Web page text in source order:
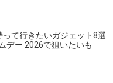
て行きたいガジェット8選
デー 2026で狙いたいも